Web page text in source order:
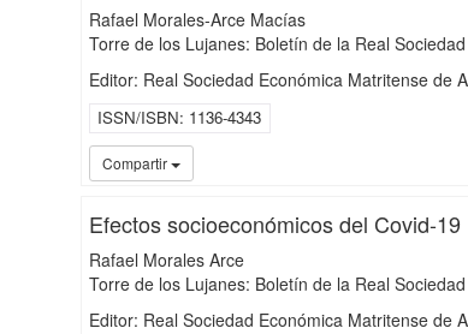
Rafael Morales-Arce Macías
Torre de los Lujanes: Boletín de la Real
Editor: Real Sociedad Económica Matritense de
ISSN/ISBN 1136-4343
Compartir
Efectos socioeconómicos del Covid-19
Rafael Morales Arce
Torre de los Lujanes: Boletín de la Real
Editor: Real Sociedad Económica Matritense de